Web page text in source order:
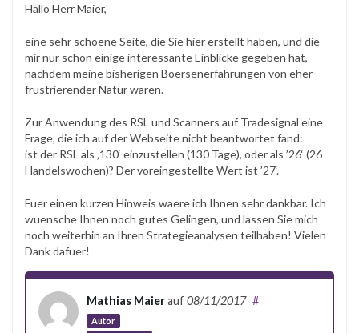
Hallo Herr Maier,
eine sehr schoene Seite, die Sie hier erstellt haben, und die
mir nur schon einige interessante Einblicke gegeben hat,
nachdem meine bisherigen Boersenerfahrungen von eher
frustrierender Natur waren.
Zur Anwendung des RSL und Scanners auf Tradesignal eine
Frage, die ich auf der Webseite nicht beantwortet fand:
ist der RSL als ‚130‘ einzustellen (130 Tage), oder als ’26‘ (26
Handelswochen)? Der voreingestellte Wert ist ’27‘.
Fuer einen kurzen Hinweis waere ich Ihnen sehr dankbar. Ich
wuensche Ihnen noch gutes Gelingen, und lassen Sie mich
noch weiterhin an Ihren Strategieanalysen teilhaben! Vielen
Dank dafuer!
Mathias Maierauf08/11/2017
Autor
#